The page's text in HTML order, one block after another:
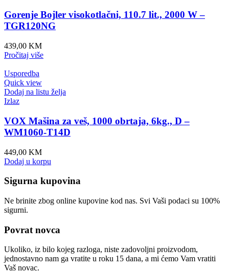
Gorenje Bojler visokotlačni, 110.7 lit., 2000 W –
TGR120NG
439,00 KM
Pročitaj više
Usporedba
Quick view
Dodaj na listu želja
Izlaz
VOX Mašina za veš, 1000 obrtaja, 6kg., D –
WM1060-T14D
449,00 KM
Dodaj u korpu
Sigurna kupovina
Ne brinite zbog online kupovine kod nas. Svi Vaši podaci su 100%
sigurni.
Povrat novca
Ukoliko, iz bilo kojeg razloga, niste zadovoljni proizvodom,
jednostavno nam ga vratite u roku 15 dana, a mi ćemo Vam vratiti
Vaš novac.